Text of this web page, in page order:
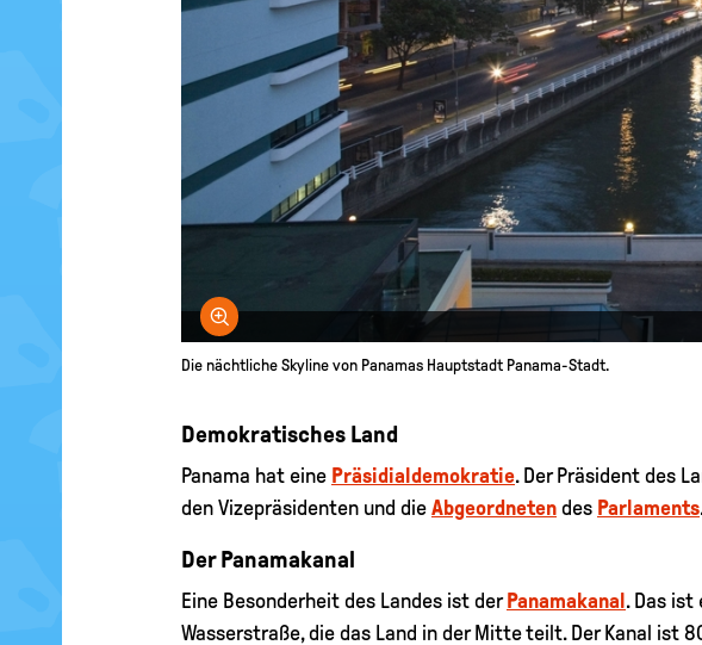
Bild vergrößern
Die nächtliche Skyline von Panamas Hauptstadt Panama-Stadt.
Demokratisches Land
Panama hat eine Präsidialdemokratie. Der Präsident des
den Vizepräsidenten und die Abgeordneten des Parlaments
Der Panamakanal
Eine Besonderheit des Landes ist der Panamakanal . Das ist
Wasserstraße, die das Land in der Mitte teilt. Der Kanal ist